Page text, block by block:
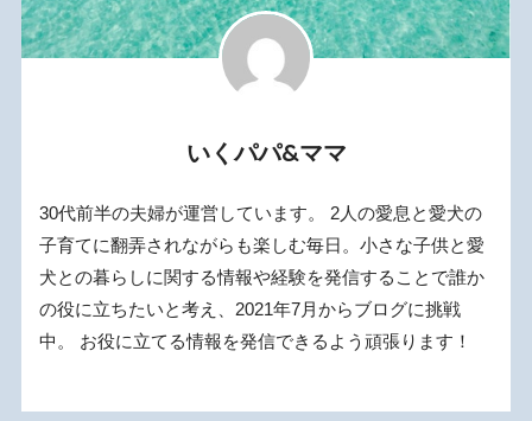
いくパパ&ママ
30代前半の夫婦が運営しています。 2人の愛息と愛犬の
子育てに翻弄されながらも楽しむ毎日。小さな子供と愛
犬との暮らしに関する情報や経験を発信することで誰か
の役に立ちたいと考え、2021年7月からブログに挑戦
中。 お役に立てる情報を発信できるよう頑張ります！